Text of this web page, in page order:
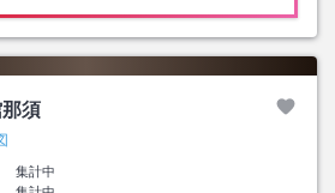
須
集計中